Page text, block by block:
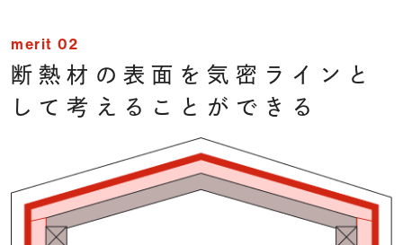
merit 02
断熱材の表面を気密ライン と
して考えることができる